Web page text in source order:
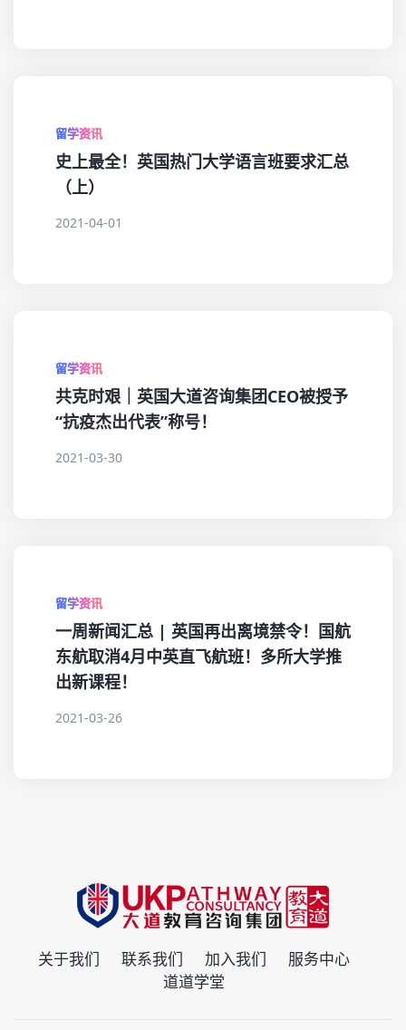
留学资讯
史上最全！英国热门大学语言班要求汇总
（上）
2021-04-01
留学资讯
共克时艰｜英国大道咨询集团CEO被授予
“抗疫杰出代表”称号！
2021-03-30
留学资讯
一周新闻汇总 | 英国再出离境禁令！国航
东航取消4月中英直飞航班！多所大学推
出新课程！
2021-03-26
关于我们 联系我们 加入我们
服务中心
道道学堂